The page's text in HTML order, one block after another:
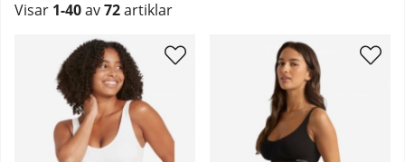
Visar 1-40av72artiklar
Produkter